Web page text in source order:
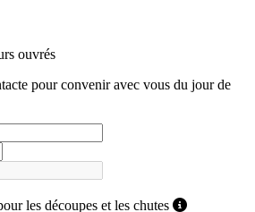
ouvrés
pour convenir avec vous du jour de
les découpes et les chutes